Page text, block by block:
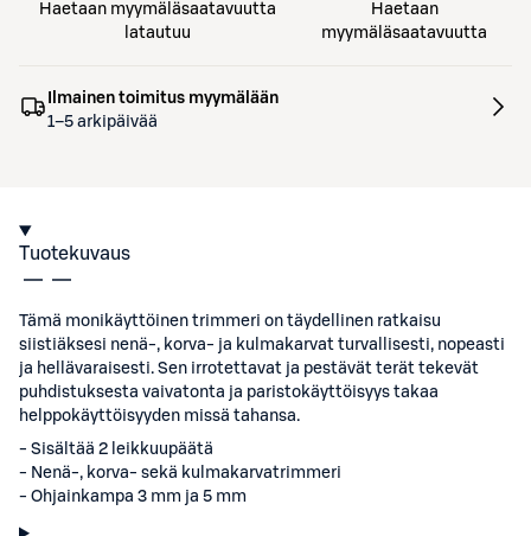
Haetaan myymäläsaatavuutta
latautuu
Haetaan
myymäläsaatavuutta
Ilmainen toimitus myymälään
1–5 arkipäivää
Tuotekuvaus
Tämä monikäyttöinen trimmeri on täydellinen ratkaisu
siistiäksesi nenä-, korva- ja kulmakarvat turvallisesti, nopeasti
ja hellävaraisesti. Sen irrotettavat ja pestävät terät tekevät
puhdistuksesta vaivatonta ja paristokäyttöisyys takaa
helppokäyttöisyyden missä tahansa.
- Sisältää 2 leikkuupäätä
- Nenä-, korva- sekä kulmakarvatrimmeri
- Ohjainkampa 3 mm ja 5 mm